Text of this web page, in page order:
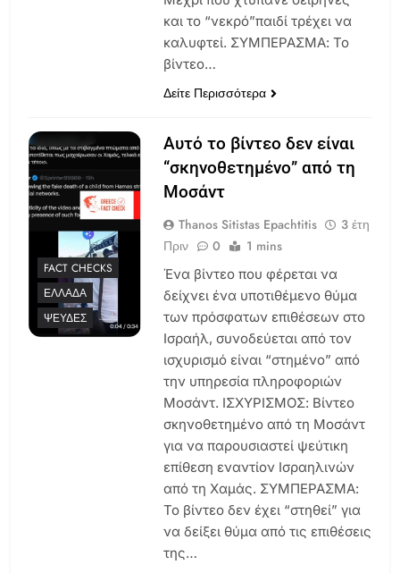
και το “νεκρό”παιδί τρέχει να
καλυφτεί. ΣΥΜΠΕΡΑΣΜΑ: Το
βίντεο…
Δείτε Περισσότερα
FACT CHECKS
ΕΛΛΆΔΑ
ΨΕΥΔΈΣ
Αυτό το βίντεο δεν είναι
“σκηνοθετημένο” από τη
Μοσάντ
Thanos Sitistas Epachtitis
3 έτη
Πριν
0 1 mins
Ένα βίντεο που φέρεται να
δείχνει ένα υποτιθέμενο θύμα
των πρόσφατων επιθέσεων στο
Ισραήλ, συνοδεύεται από τον
ισχυρισμό είναι “στημένο” από
την υπηρεσία πληροφοριών
Μοσάντ. ΙΣΧΥΡΙΣΜΟΣ: Βίντεο
σκηνοθετημένο από τη Μοσάντ
για να παρουσιαστεί ψεύτικη
επίθεση εναντίον Ισραηλινών
από τη Χαμάς. ΣΥΜΠΕΡΑΣΜΑ:
Το βίντεο δεν έχει “στηθεί” για
να δείξει θύμα από τις επιθέσεις
της…